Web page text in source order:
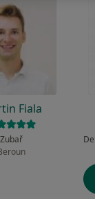
Fiala
Zubař